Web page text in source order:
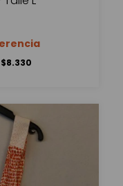
$8.330